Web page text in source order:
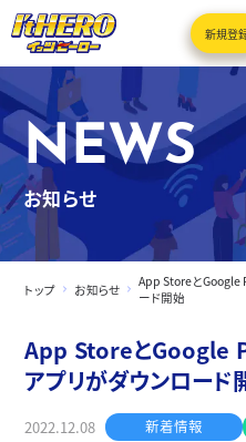
新規登
NEWS
お知らせ
トップ お知らせ
App StoreとGoogle
ード開始
App StoreとGoogle
アプリがダウンロード
2022.12.08 新着情報